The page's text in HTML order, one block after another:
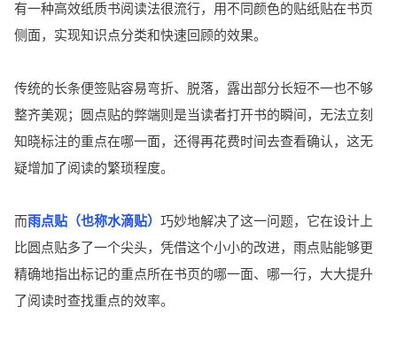
有一种高效纸质书阅读法很流行，用不同颜色的贴纸贴在书页
侧面，实现知识点分类和快速回顾的效果。
传统的长条便签贴容易弯折、脱落，露出部分长短不一也不够
整齐美观；圆点贴的弊端则是当读者打开书的瞬间，无法立刻
知晓标注的重点在哪一面，还得再花费时间去查看确认，这无
疑增加了阅读的繁琐程度。
而雨点贴（也称水滴贴） 巧妙地解决了这一问题，它在设计上
比圆点贴多了一个尖头，凭借这个小小的改进，雨点贴能够更
精确地指出标记的重点所在书页的哪一面、哪一行，大大提升
了阅读时查找重点的效率。